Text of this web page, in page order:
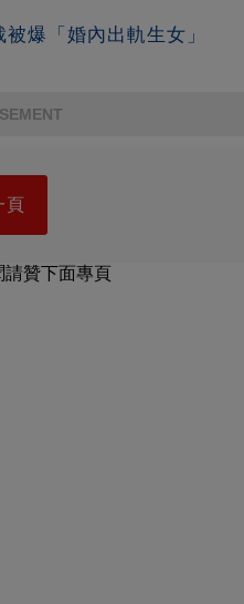
爆「婚內出軌生女」
頁
請贊下面專頁